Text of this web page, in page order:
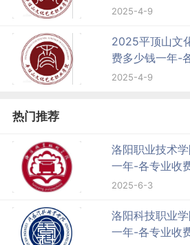
2025-4-9
2025平顶山文
费多少钱一年-
2025-4-9
热门推荐
洛阳职业技术
一年-各专业收
2025-6-3
洛阳科技职业
一年-各专业收